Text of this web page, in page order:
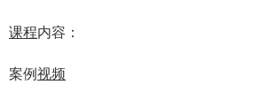
课程内容：
案例视频